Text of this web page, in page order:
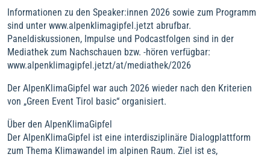
Informationen zu den Speaker:innen 2026 sowie zum Programm
sind unter www.alpenklimagipfel.jetzt abrufbar.
Paneldiskussionen, Impulse und Podcastfolgen sind in der
Mediathek zum Nachschauen bzw. -hören verfügbar:
www.alpenklimagipfel.jetzt/at/mediathek/2026
Der AlpenKlimaGipfel war auch 2026 wieder nach den Kriterien
von „Green Event Tirol basic“ organisiert.
Über den AlpenKlimaGipfel
Der AlpenKlimaGipfel ist eine interdisziplinäre Dialogplattform
zum Thema Klimawandel im alpinen Raum. Ziel ist es,